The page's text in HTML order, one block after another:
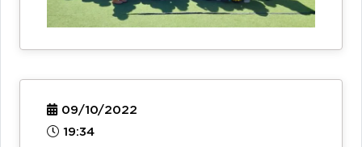
09/10/2022
19:34